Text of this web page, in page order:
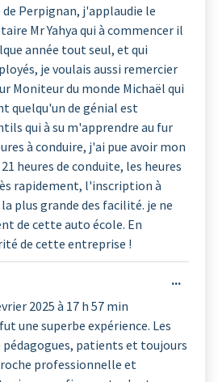
Perpignan, j'applaudie le
Mr Yahya qui à commencer il
année tout seul, et qui
je voulais aussi remercier
Moniteur du monde Michaël qui
quelqu'un de génial est
qui à su m'apprendre au fur
à conduire, j'ai pue avoir mon
heures de conduite, les heures
rapidement, l'inscription à
plus grande des facilité. je ne
de cette auto école. En
de cette entreprise !
2025 à 17 h 57 min
une superbe expérience. Les
patients et toujours
professionnelle et
...